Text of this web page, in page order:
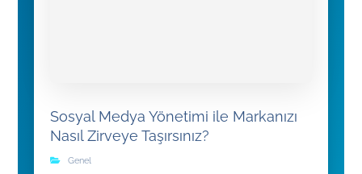
Sosyal Medya Yönetimi ile Markanızı
Nasıl Zirveye Taşırsınız?
Genel